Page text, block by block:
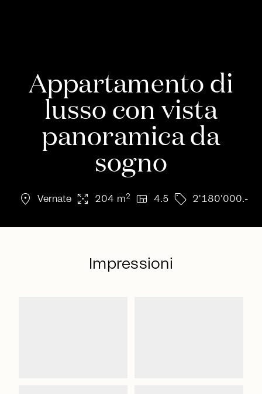
Appartamento di
lusso con vista
panoramica da
sogno
location_on Vernate arrows_output 204 m2 view_quilt 4.5 sell 2'180'000.-
Impressioni